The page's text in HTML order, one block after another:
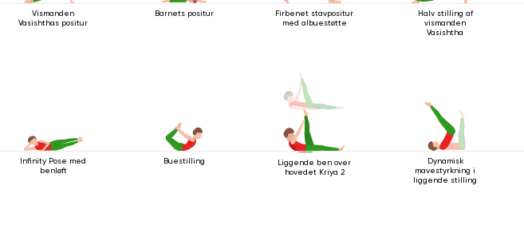
Vismanden
Vasishthas positur
Barnets positur
Firbenet stavpositur
med albuestøtte
Halv stilling af
vismanden
Vasishtha
Infinity Pose med
benløft
Buestilling
Liggende ben over
hovedet Kriya 2
Dynamisk
mavestyrkning i
liggende stilling